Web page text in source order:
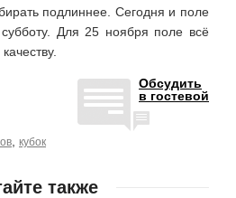
подлиннее. Сегодня и поле
Для 25 ноября поле всё
Обсудить
в гостевой
кубок
также